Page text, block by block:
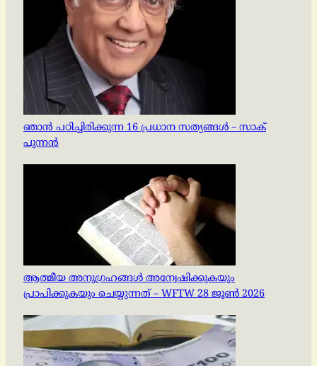
ഞാൻ പഠിച്ചിരിക്കുന്ന 16 പ്രധാന സത്യങ്ങൾ – സാക്
പുന്നൻ
ആത്മീയ അനുഗ്രഹങ്ങൾ അന്വേഷിക്കുകയും
പ്രാപിക്കുകയും ചെയ്യുന്നത് – WFTW 28 ജൂൺ 2026